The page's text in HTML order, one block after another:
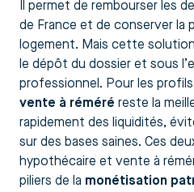
Il permet de rembourser les
de France et de conserver la
logement. Mais cette
le dépôt du dossier et sous
professionnel. Pour les
vente à réméré reste la
rapidement des liquidités,
sur des bases saines. Ces
hypothécaire et vente à
piliers de la monétisation